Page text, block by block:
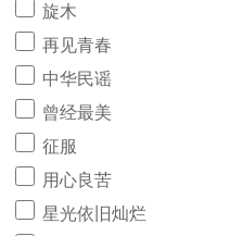
旋木
再见青春
中华民谣
曾经最美
征服
用心良苦
星光依旧灿烂